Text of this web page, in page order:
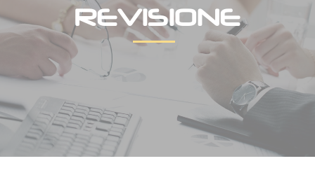
REVISIONE